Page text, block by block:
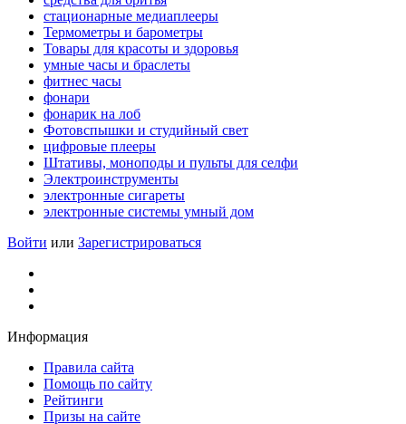
стационарные медиаплееры
Термометры и барометры
Товары для красоты и здоровья
умные часы и браслеты
фитнес часы
фонари
фонарик на лоб
Фотовспышки и студийный свет
цифровые плееры
Штативы, моноподы и пульты для селфи
Электроинструменты
электронные сигареты
электронные системы умный дом
Войти или Зарегистрироваться
Информация
Правила сайта
Помощь по сайту
Рейтинги
Призы на сайте